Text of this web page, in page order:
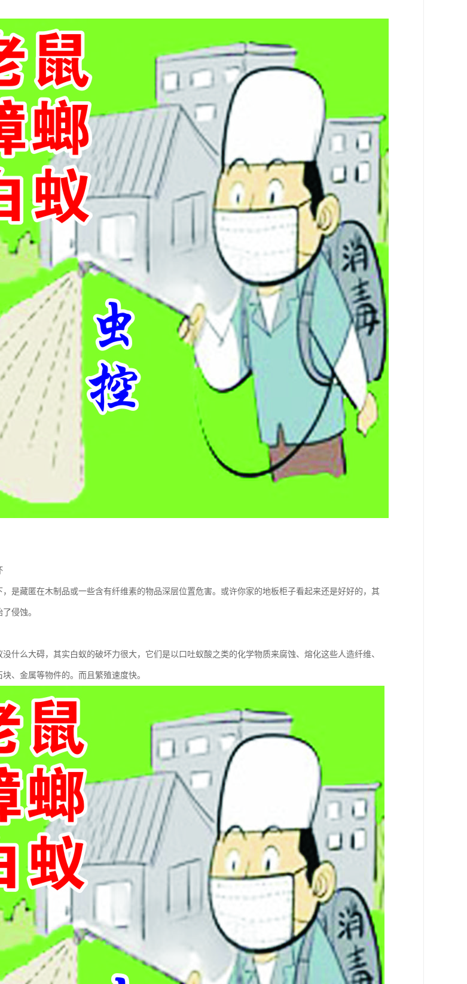
是藏匿在木制品或一些含有纤维素的物品深层位置危害。或许你家的地板柜子看起来还是好好的，其
侵蚀。
什么大碍，其实白蚁的破坏力很大，它们是以口吐蚁酸之类的化学物质来腐蚀、熔化这些人造纤维、
、金属等物件的。而且繁殖速度快。